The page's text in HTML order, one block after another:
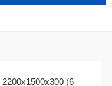
до 750 кг;
(6